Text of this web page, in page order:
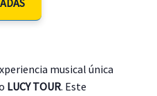
musical única
LUCY TOUR. Este